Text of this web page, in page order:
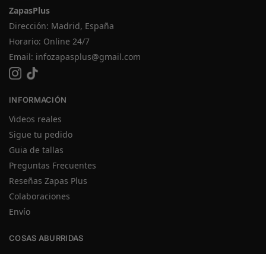
ZapasPlus
Dirección: Madrid, España
Horario: Online 24/7
Email: infozapasplus@gmail.com
INFORMACIÓN
Videos reales
Sigue tu pedido
Guia de tallas
Preguntas Frecuentes
Reseñas Zapas Plus
Colaboraciones
Envío
COSAS ABURRIDAS